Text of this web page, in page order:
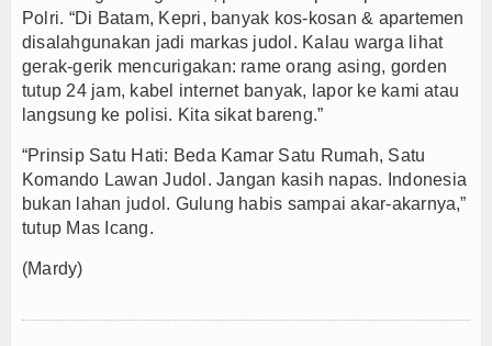
Polri. “Di Batam, Kepri, banyak kos-kosan & apartemen
disalahgunakan jadi markas judol. Kalau warga lihat
gerak-gerik mencurigakan: rame orang asing, gorden
tutup 24 jam, kabel internet banyak, lapor ke kami atau
langsung ke polisi. Kita sikat bareng.”
“Prinsip Satu Hati: Beda Kamar Satu Rumah, Satu
Komando Lawan Judol. Jangan kasih napas. Indonesia
bukan lahan judol. Gulung habis sampai akar-akarnya,”
tutup Mas Icang.
(Mardy)